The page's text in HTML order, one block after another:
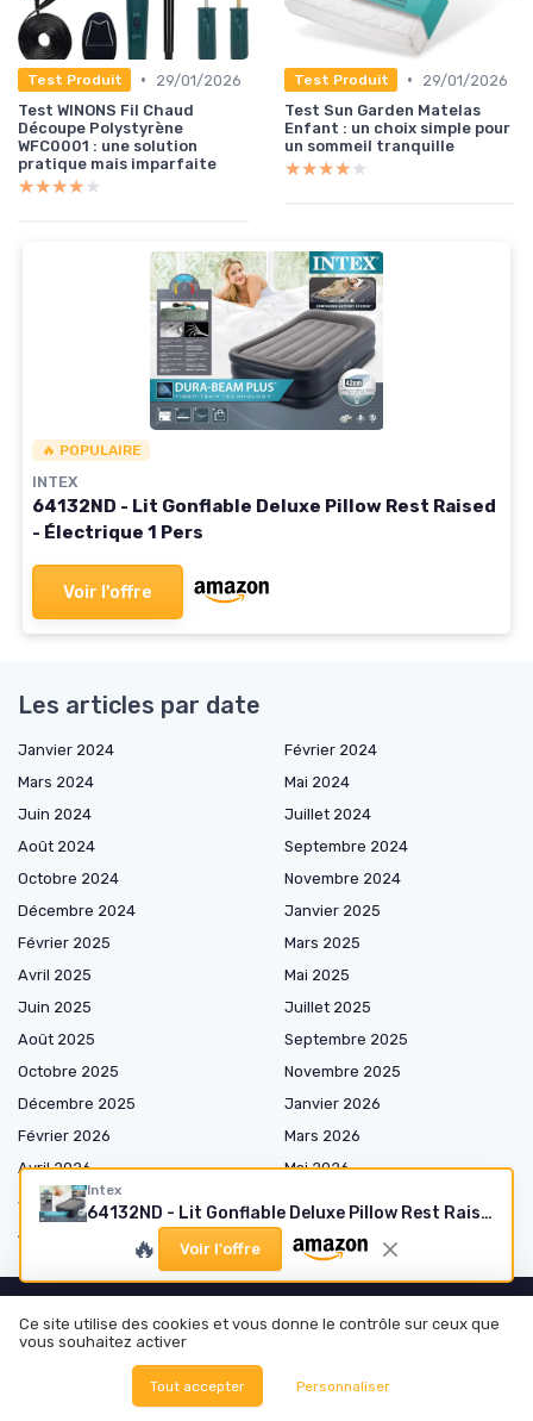
Test Produit •
29/01/2026
Test WINONS Fil Chaud
Découpe Polystyrène
WFC0001 : une solution
pratique mais imparfaite
★★★★★
★★★★★
Test Produit •
29/01/2026
Test Sun Garden Matelas
Enfant : un choix simple pour
un sommeil tranquille
★★★★★
★★★★★
🔥 POPULAIRE
INTEX
64132ND - Lit Gonflable Deluxe Pillow Rest Raised
- Électrique 1 Pers
Voir l'offre
Intex
64132ND - Lit Gonflable Deluxe Pillow Rest Raised - Électrique 1 Pers
🔥 Voir l'offre
Les articles par date
Janvier 2024
Février 2024
Mars 2024
Mai 2024
Juin 2024
Juillet 2024
Août 2024
Septembre 2024
Octobre 2024
Novembre 2024
Décembre 2024
Janvier 2025
Février 2025
Mars 2025
Avril 2025
Mai 2025
Juin 2025
Juillet 2025
Août 2025
Septembre 2025
Octobre 2025
Novembre 2025
Décembre 2025
Janvier 2026
Février 2026
Mars 2026
Avril 2026
Mai 2026
Juin 2026
Août 2026
Shopping
Ce site utilise des cookies et vous donne le contrôle sur ceux que
vous souhaitez activer
Tout accepter Personnaliser